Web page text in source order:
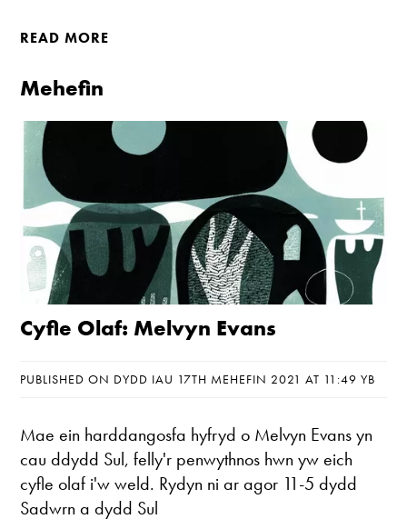
READ MORE
Mehefin
Cyfle Olaf: Melvyn Evans
PUBLISHED ON DYDD IAU 17TH MEHEFIN 2021 AT 11:49 YB
Mae ein harddangosfa hyfryd o Melvyn Evans yn
cau ddydd Sul, felly'r penwythnos hwn yw eich
cyfle olaf i'w weld. Rydyn ni ar agor 11-5 dydd
Sadwrn a dydd Sul